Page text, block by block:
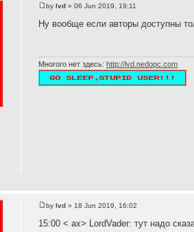
bylvd » 06 Jun 2019, 19:11
Ну вообще если авторы доступны
Многого нет здесь:http://lvd.nedopc.com
bylvd » 18 Jun 2019, 16:02
15:00 < ax> LordVader: тут надо